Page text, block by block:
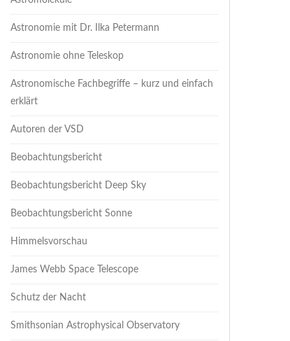
Astronomie mit Dr. Ilka Petermann
Astronomie ohne Teleskop
Astronomische Fachbegriffe – kurz und einfach
erklärt
Autoren der VSD
Beobachtungsbericht
Beobachtungsbericht Deep Sky
Beobachtungsbericht Sonne
Himmelsvorschau
James Webb Space Telescope
Schutz der Nacht
Smithsonian Astrophysical Observatory